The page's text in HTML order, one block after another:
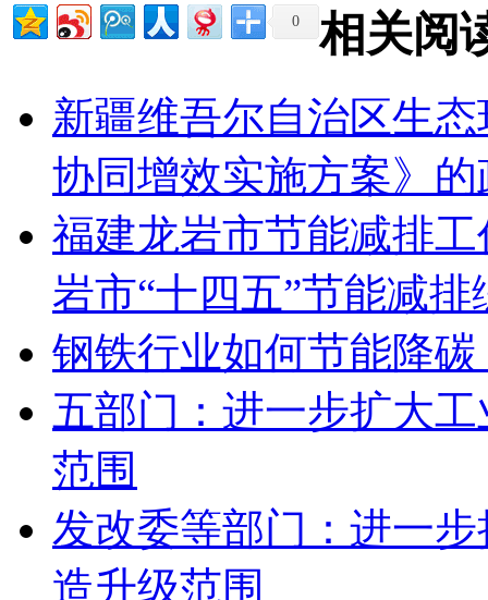
0 相关阅
新疆维吾尔自治区生
协同增效实施方案》
福建龙岩市节能减排
岩市“十四五”节能减
钢铁行业如何节能降
五部门：进一步扩大
范围
发改委等部门：进一
造升级范围